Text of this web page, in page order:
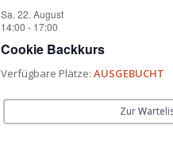
Sa. 22. August
14:00 - 17:00
Cookie Backkurs
Verfügbare Plätze: AUSGEBUCHT
Zur